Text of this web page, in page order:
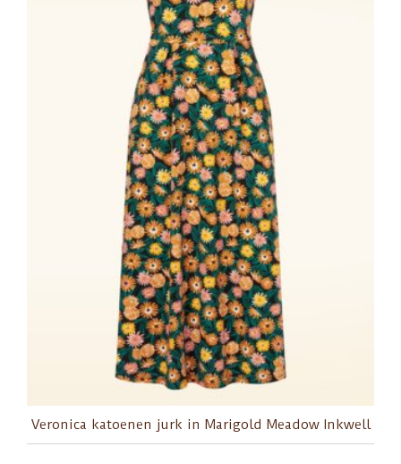
Veronica katoenen jurk in Marigold Meadow Inkwell